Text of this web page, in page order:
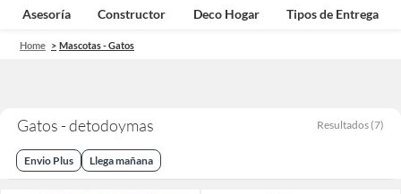
Asesoría Constructor Deco Hogar Tipos de Entrega
Home Mascotas - Gatos
Gatos - detodoymas Resultados (7)
Envio Plus Llega mañana